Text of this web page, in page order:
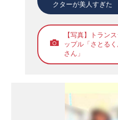
クターが美人すぎた
【写真】トラン
ップル「さとる
さん」